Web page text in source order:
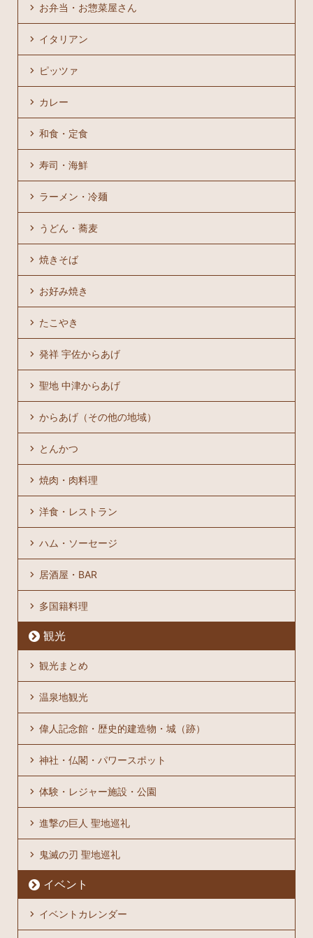
お弁当・お惣菜屋さん
イタリアン
ピッツァ
カレー
和食・定食
寿司・海鮮
ラーメン・冷麺
うどん・蕎麦
焼きそば
お好み焼き
たこやき
発祥 宇佐からあげ
聖地 中津からあげ
からあげ（その他の地域）
とんかつ
焼肉・肉料理
洋食・レストラン
ハム・ソーセージ
居酒屋・BAR
多国籍料理
観光
観光まとめ
温泉地観光
偉人記念館・歴史的建造物・城（跡）
神社・仏閣・パワースポット
体験・レジャー施設・公園
進撃の巨人 聖地巡礼
鬼滅の刃 聖地巡礼
イベント
イベントカレンダー